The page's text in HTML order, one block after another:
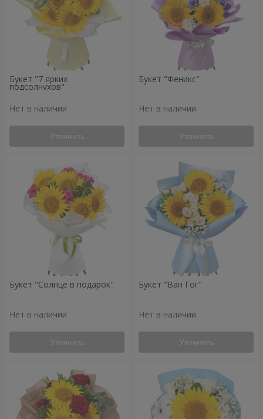
Букет "7 ярких
подсолнухов"
Нет в наличии
Уточнить
Букет "Феникс"
Нет в наличии
Уточнить
Букет "Солнце в подарок"
Нет в наличии
Уточнить
Букет "Ван Гог"
Нет в наличии
Уточнить